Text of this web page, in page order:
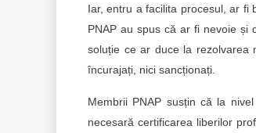
Iar, entru a facilita procesul, ar
PNAP au spus că ar fi nevoie și
soluție ce ar duce la rezolvarea
încurajați, nici sancționați.
Membrii PNAP susțin că la
necesară certificarea liberilor